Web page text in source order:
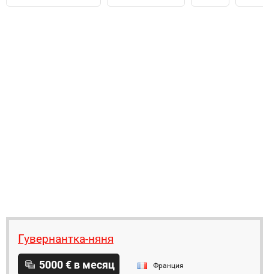
Гувернантка-няня
5000 € в месяц
Франция